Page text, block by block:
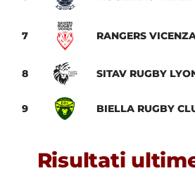
Risultati
7 RANGERS
8 SITAV RUGBY
9 BIELLA RUGBY